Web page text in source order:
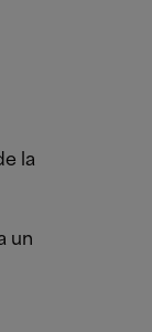
la
un